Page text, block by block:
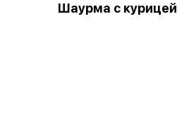
Шаурма с курицей